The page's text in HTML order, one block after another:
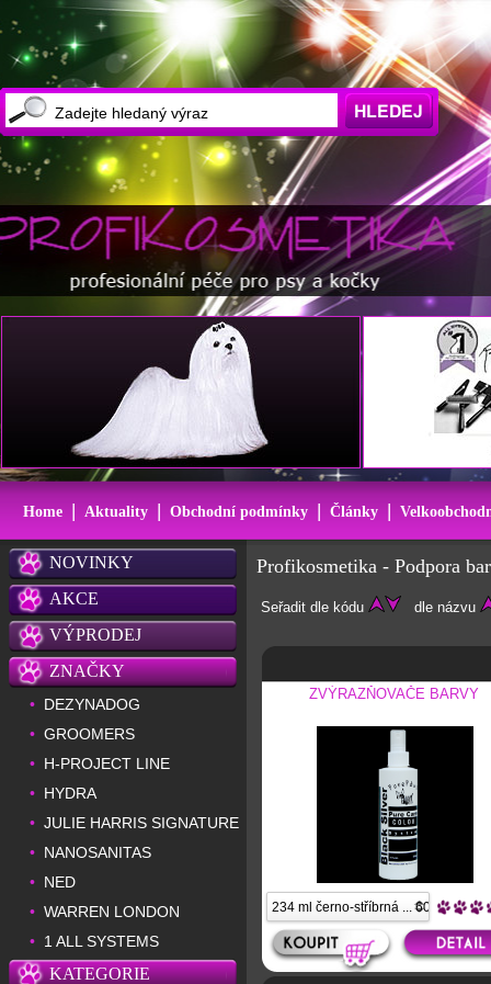
Home | Aktuality | Obchodní podmínky | Články |
NOVINKY
AKCE
VÝPRODEJ
ZNAČKY
• DEZYNADOG
• GROOMERS
• H-PROJECT LINE
• HYDRA
• JULIE HARRIS SIGNATURE
• NANOSANITAS
• NED
• WARREN LONDON
• 1 ALL SYSTEMS
KATEGORIE
Profikosmetika - Podpora
Seřadit dle kódu dle názvu
ZVÝRAZŇOVAČE BARVY